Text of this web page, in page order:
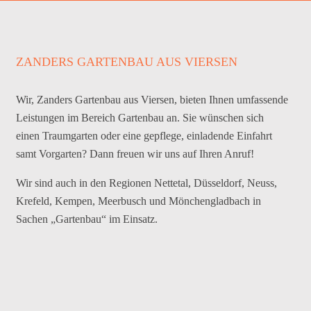
ZANDERS GARTENBAU AUS VIERSEN
Wir, Zanders Gartenbau aus Viersen, bieten Ihnen umfassende
Leistungen im Bereich Gartenbau an. Sie wünschen sich
einen Traumgarten oder eine gepflege, einladende Einfahrt
samt Vorgarten? Dann freuen wir uns auf Ihren Anruf!
Wir sind auch in den Regionen Nettetal, Düsseldorf, Neuss,
Krefeld, Kempen, Meerbusch und Mönchengladbach in
Sachen „Gartenbau“ im Einsatz.